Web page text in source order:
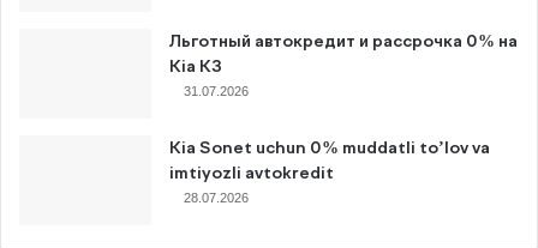
Льготный автокредит и рассрочка 0% на
Kia K3
31.07.2026
Kia Sonet uchun 0% muddatli to’lov va
imtiyozli avtokredit
28.07.2026